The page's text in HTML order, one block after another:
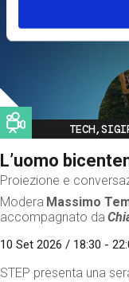
Image
L’uomo
Proiezione e
Modera Massimo
accompagnato da
10 Set 2026 / 18:30 -
STEP presenta una